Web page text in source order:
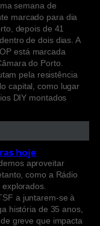
semana de
marcado para dia
depois de 41
de dois dias. A
está marcada
do Porto.
pela resistência
capital, como lugar
DIY montados
hoje
aproveitar
como a Rádio
a juntarem-se à
história de 35 anos,
greve que impacta